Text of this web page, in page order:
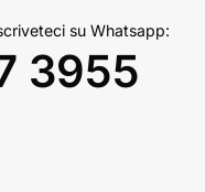
su Whatsapp:
3955